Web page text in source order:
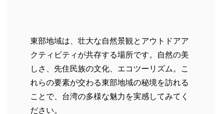
東部地域は、壮大な自然景観とアウトドアア
クティビティが共存する場所です。自然の美
しさ、先住民族の文化、エコツーリズム。こ
れらの要素が交わる東部地域の秘境を訪れる
ことで、台湾の多様な魅力を実感してみてく
ださい。